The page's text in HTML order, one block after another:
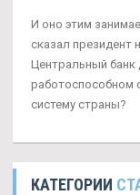
И оно этим
сказал президент
Центральный банк
работоспособном
систему страны?
КАТЕГОРИИ